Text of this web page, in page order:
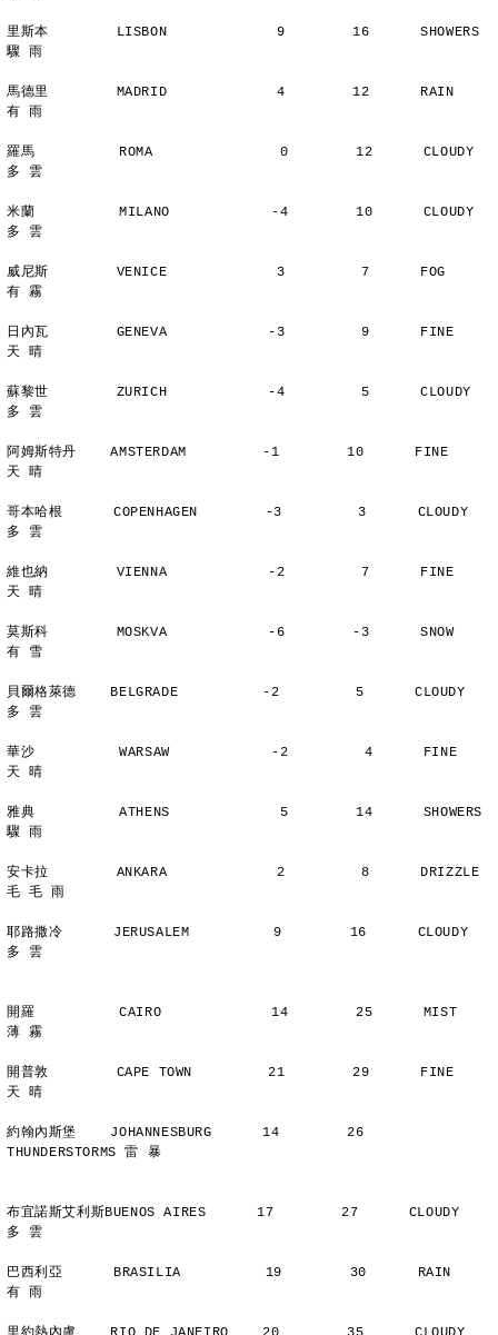
里斯本        LISBON             9        16      SHOWERS
驟 雨
馬德里        MADRID             4        12      RAIN
有 雨
羅馬          ROMA               0        12      CLOUDY
多 雲
米蘭          MILANO            -4        10      CLOUDY
多 雲
威尼斯        VENICE             3         7      FOG
有 霧
日內瓦        GENEVA            -3         9      FINE
天 晴
蘇黎世        ZURICH            -4         5      CLOUDY
多 雲
阿姆斯特丹    AMSTERDAM         -1        10      FINE
天 晴
哥本哈根      COPENHAGEN        -3         3      CLOUDY
多 雲
維也納        VIENNA            -2         7      FINE
天 晴
莫斯科        MOSKVA            -6        -3      SNOW
有 雪
貝爾格萊德    BELGRADE          -2         5      CLOUDY
多 雲
華沙          WARSAW            -2         4      FINE
天 晴
雅典          ATHENS             5        14      SHOWERS
驟 雨
安卡拉        ANKARA             2         8      DRIZZLE
毛 毛 雨
耶路撒冷      JERUSALEM          9        16      CLOUDY
多 雲
開羅          CAIRO             14        25      MIST
薄 霧
開普敦        CAPE TOWN         21        29      FINE
天 晴
約翰內斯堡    JOHANNESBURG      14        26
THUNDERSTORMS 雷 暴
布宜諾斯艾利斯BUENOS AIRES      17        27      CLOUDY
多 雲
巴西利亞      BRASILIA          19        30      RAIN
有 雨